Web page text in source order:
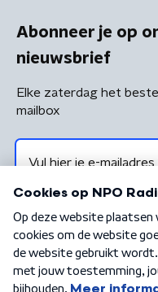
Abonneer je op
nieuwsbrief
Elke zaterdag het
mailbox
Algemene voorwaarden